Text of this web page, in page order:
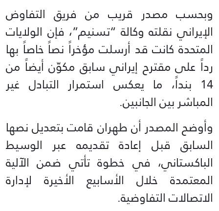
وبحسب مصدر قريب من فريق التفاوض
الإيراني نقلته وكالة “تسنيم”، فإن الولايات
المتحدة كانت قد أرسلت مؤخراً نصاً خاصاً بها
رداً على مقترح إيراني سابق مكوّن أيضاً من
14 بنداً، ما يعكس استمرار التبادل غير
المباشر بين الجانبين.
وأوضح المصدر أن طهران قامت بتعديل نصها
السابق قبل إعادة تقديمه عبر الوسيط
الباكستاني، في خطوة تأتي ضمن الآلية
المعتمدة خلال الأسابيع الأخيرة لإدارة
الاتصالات التفاوضية.